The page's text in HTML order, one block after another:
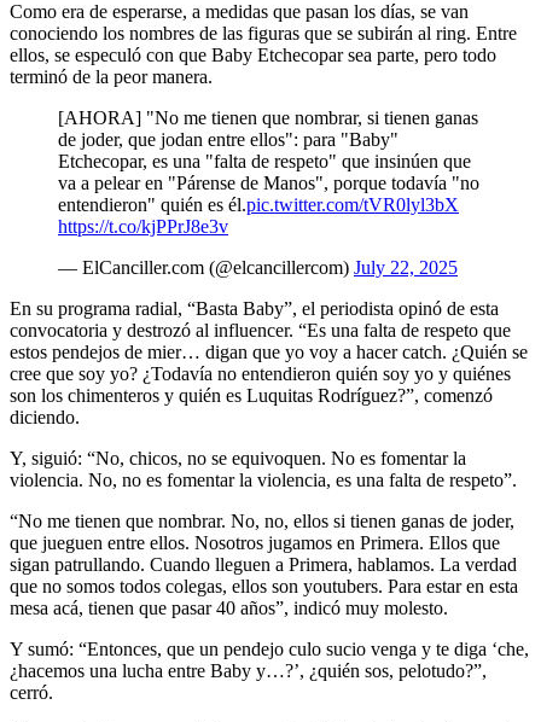
Como era de esperarse, a medidas que pasan los días, se van
conociendo los nombres de las figuras que se subirán al ring. Entre
ellos, se especuló con que Baby Etchecopar sea parte, pero todo
terminó de la peor manera.
[AHORA] "No me tienen que nombrar, si tienen ganas
de joder, que jodan entre ellos": para "Baby"
Etchecopar, es una "falta de respeto" que insinúen que
va a pelear en "Párense de Manos", porque todavía "no
entendieron" quién es él.pic.twitter.com/tVR0lyl3bX
https://t.co/kjPPrJ8e3v
— ElCanciller.com (@elcancillercom) July 22, 2025
En su programa radial, “Basta Baby”, el periodista opinó de esta
convocatoria y destrozó al influencer. “Es una falta de respeto que
estos pendejos de mier… digan que yo voy a hacer catch. ¿Quién se
cree que soy yo? ¿Todavía no entendieron quién soy yo y quiénes
son los chimenteros y quién es Luquitas Rodríguez?”, comenzó
diciendo.
Y, siguió: “No, chicos, no se equivoquen. No es fomentar la
violencia. No, no es fomentar la violencia, es una falta de respeto”.
“No me tienen que nombrar. No, no, ellos si tienen ganas de joder,
que jueguen entre ellos. Nosotros jugamos en Primera. Ellos que
sigan patrullando. Cuando lleguen a Primera, hablamos. La verdad
que no somos todos colegas, ellos son youtubers. Para estar en esta
mesa acá, tienen que pasar 40 años”, indicó muy molesto.
Y sumó: “Entonces, que un pendejo culo sucio venga y te diga ‘che,
¿hacemos una lucha entre Baby y…?’, ¿quién sos, pelotudo?”,
cerró.